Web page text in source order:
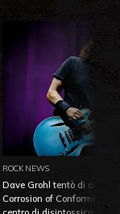
ROCK NEWS
Dave Grohl tentò di
Corrosion of Conformity